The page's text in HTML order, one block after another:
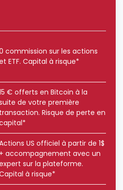
commission sur les actions
ETF. Capital à risque*
€ offerts en Bitcoin à la
de votre première
transaction. Risque de perte en
US officiel à partir de 1$
+ accompagnement avec un
sur la plateforme.
à risque*